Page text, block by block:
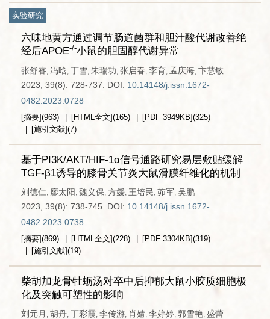
实验研究
六味地黄方通过调节肠道菌群和胆汁酸代谢改善绝
经后APOE-/-小鼠的胆固醇代谢异常
张舒睿, 冯晗, 丁雪, 朱瑞功, 张启春, 李育, 孟庆海, 卞慧敏
2023, 39(8): 728-737.
DOI: 10.14148/j.issn.1672-
0482.2023.0728
[摘要](963) [HTML全文](165) [PDF 3949KB](325)
[施引文献](7)
基于PI3K/AKT/HIF-1α信号通路研究易层敷贴缓解
TGF-β1诱导的膝骨关节炎大鼠滑膜纤维化的机制
刘德仁, 廖太阳, 魏义保, 方媛, 王培民, 茆军, 吴鹏
2023, 39(8): 738-745. DOI: 10.14148/j.issn.1672-
0482.2023.0738
[摘要](869) [HTML全文](228) [PDF 3304KB](319)
[施引文献](19)
柴胡加龙骨牡蛎汤对卒中后抑郁大鼠小胶质细胞极
化及突触可塑性的影响
刘元月 , 胡丹, 丁彩霞, 李传游, 肖婧, 李婷婷, 郭雪艳, 盛蕾